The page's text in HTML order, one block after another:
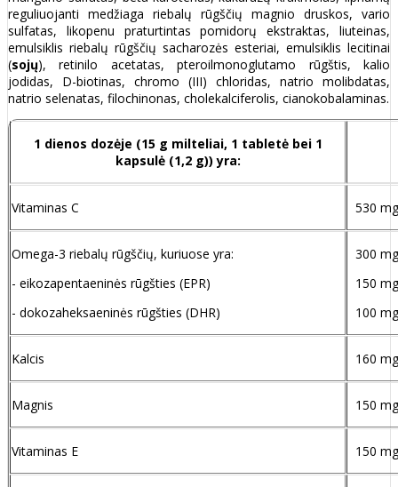
reguliuojanti medžiaga riebalų rūgščių magnio druskos, vario
sulfatas, likopenu praturtintas pomidorų ekstraktas, liuteinas,
emulsiklis riebalų rūgščių sacharozės esteriai, emulsiklis lecitinai
(sojų), retinilo acetatas, pteroilmonoglutamo rūgštis, kalio
jodidas, D-biotinas, chromo (III) chloridas, natrio molibdatas,
natrio selenatas, filochinonas, cholekalciferolis, cianokobalaminas.
1 dienos dozėje (15 g milteliai, 1 tabletė bei 1
kapsulė (1,2 g)) yra:
Vitaminas C 530 mg
Omega-3 riebalų rūgščių, kuriuose yra:
- eikozapentaeninės rūgšties (EPR)
- dokozaheksaeninės rūgšties (DHR)
300 mg
150 mg
100 mg
Kalcis 160 mg
Magnis 150 mg
Vitaminas E 150 mg